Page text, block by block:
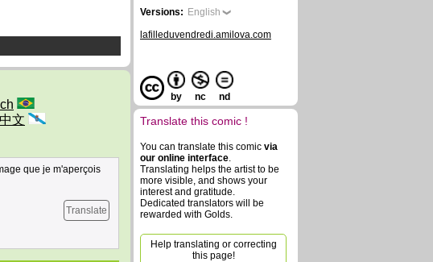
中文
que je m'aperçois
Translate
Versions: English
lafilleduvendredi.amilova.com
by nc nd
Translate this comic !
You can translate this comic via
our online interface.
Translating helps the artist to be
more visible, and shows your
interest and gratitude.
Dedicated translators will be
rewarded with Golds.
Help translating or correcting
this page!